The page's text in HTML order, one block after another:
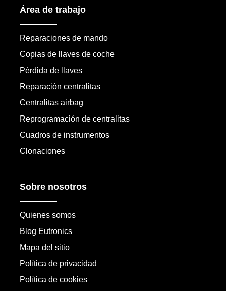
Área de trabajo
Reparaciones de mando
Copias de llaves de coche
Pérdida de llaves
Reparación centralitas
Centralitas airbag
Reprogramación de centralitas
Cuadros de instrumentos
Clonaciones
Sobre nosotros
Quienes somos
Blog Eutronics
Mapa del sitio
Política de privacidad
Política de cookies